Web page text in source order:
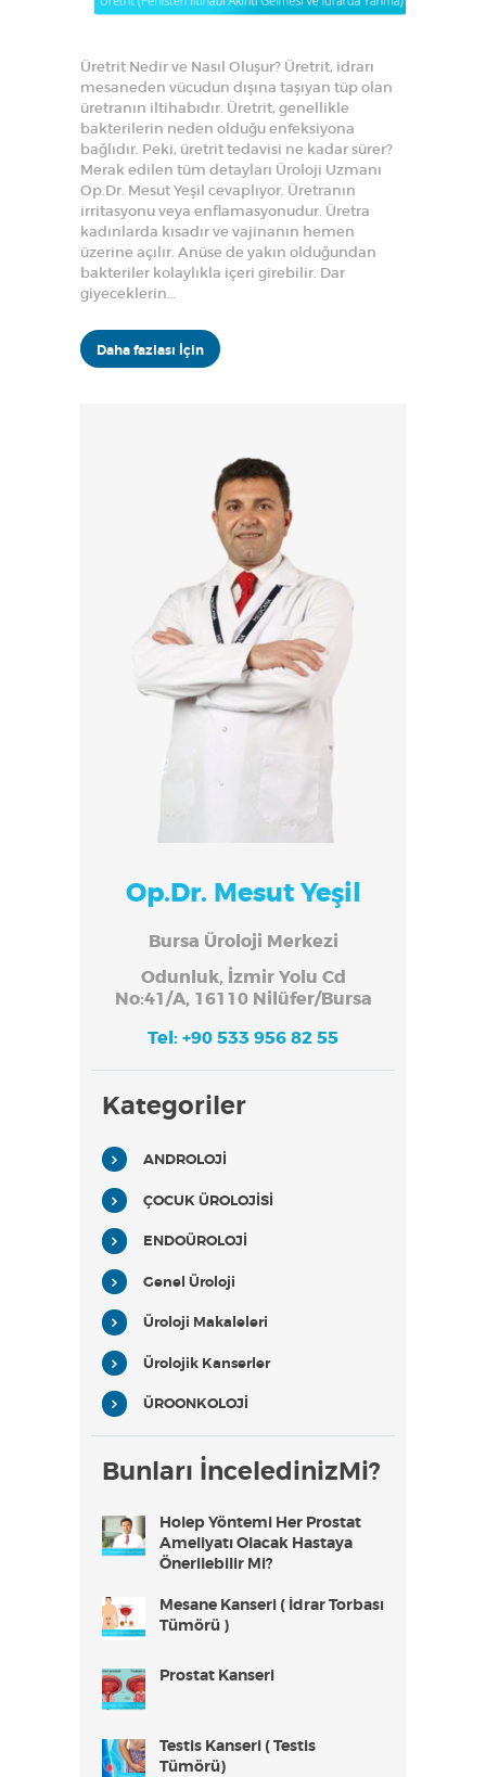
Üretrit Nedir ve Nasıl Oluşur? Üretrit, idrarı
mesaneden vücudun dışına taşıyan tüp olan
üretranın iltihabıdır. Üretrit, genellikle
bakterilerin neden olduğu enfeksiyona
bağlıdır. Peki, üretrit tedavisi ne kadar sürer?
Merak edilen tüm detayları Üroloji Uzmanı
Op.Dr. Mesut Yeşil cevaplıyor. Üretranın
irritasyonu veya enflamasyonudur. Üretra
kadınlarda kısadır ve vajinanın hemen
üzerine açılır. Anüse de yakın olduğundan
bakteriler kolaylıkla içeri girebilir. Dar
giyeceklerin…
Daha fazlası İçin
Op.Dr. Mesut Yeşil
Bursa Üroloji Merkezi
Odunluk, İzmir Yolu Cd
No:41/A, 16110 Nilüfer/Bursa
Tel: +90 533 956 82 55
Kategoriler
ANDROLOJİ
ÇOCUK ÜROLOJİSİ
ENDOÜROLOJİ
Genel Üroloji
Üroloji Makaleleri
Ürolojik Kanserler
ÜROONKOLOJİ
Bunları İnceledinizMi?
Holep Yöntemi Her Prostat
Ameliyatı Olacak Hastaya
Önerilebilir Mi?
Mesane Kanseri ( İdrar Torbası
Tümörü )
Prostat Kanseri
Testis Kanseri ( Testis
Tümörü)